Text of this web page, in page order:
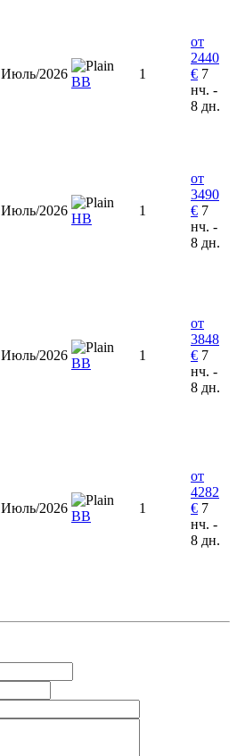
Июль/2026
BB
1
от
2440
€ 7
нч. -
8 дн.
Июль/2026
HB
1
от
3490
€ 7
нч. -
8 дн.
Июль/2026
ВВ
1
от
3848
€ 7
нч. -
8 дн.
Июль/2026
ВВ
1
от
4282
€ 7
нч. -
8 дн.